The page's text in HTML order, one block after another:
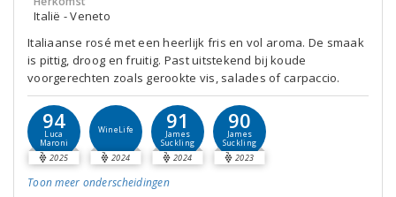
Italië - Veneto
Italiaanse rosé met een heerlijk fris en vol aroma. De smaak
is pittig, droog en fruitig. Past uitstekend bij koude
voorgerechten zoals gerookte vis, salades of carpaccio.
94
Luca
Maroni
2025
WineLife
2024
91
James
Suckling
2024
90
James
Suckling
2023
Toon meer onderscheidingen